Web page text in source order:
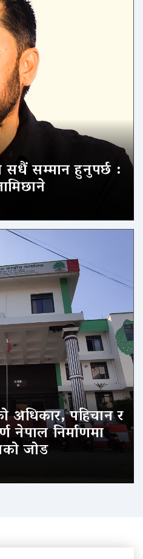
सधैं सम्मान हुनुपर्छ :
अधिकार, पहिचान र
नेपाल निर्माणमा
जोड